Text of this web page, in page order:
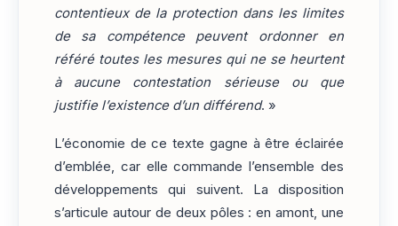
contentieux de la protection dans les limites
de sa compétence peuvent ordonner en
référé toutes les mesures qui ne se heurtent
à aucune contestation sérieuse ou que
justifie l’existence d’un différend. »
L’économie de ce texte gagne à être éclairée
d’emblée, car elle commande l’ensemble des
développements qui suivent. La disposition
s’articule autour de deux pôles : en amont, une